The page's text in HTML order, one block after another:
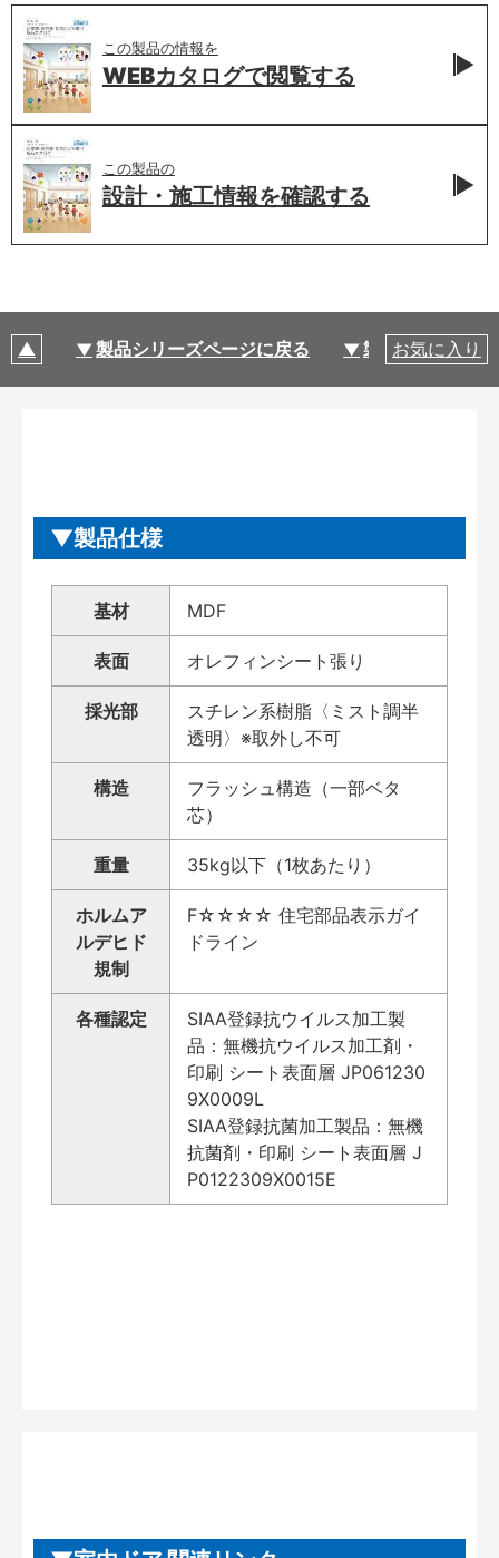
この製品の情報を
WEBカタログで閲覧する
この製品の
設計・施工情報を確認する
製品シリーズページに戻る 製品仕様
お気に入り
製品仕様
基材 MDF
表面 オレフィンシート張り
採光部
スチレン系樹脂〈ミスト調半
透明〉※取外し不可
構造
フラッシュ構造（一部ベタ
芯）
重量 35kg以下（1枚あたり）
ホルムア
ルデヒド
規制
F☆☆☆☆ 住宅部品表示ガイ
ドライン
各種認定
SIAA登録抗ウイルス加工製
品：無機抗ウイルス加工剤・
印刷 シート表面層 JP061230
9X0009L
SIAA登録抗菌加工製品：無機
抗菌剤・印刷 シート表面層 J
P0122309X0015E